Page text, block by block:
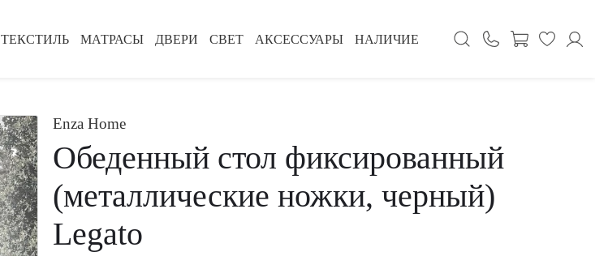
ТЕКСТИЛЬ МАТРАСЫ ДВЕРИ СВЕТ АКСЕССУАРЫ НАЛИЧИЕ
Enza Home
Обеденный стол фиксированный
(металлические ножки, черный)
Legato